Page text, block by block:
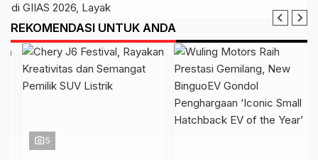
REKOMENDASI UNTUK ANDA
5